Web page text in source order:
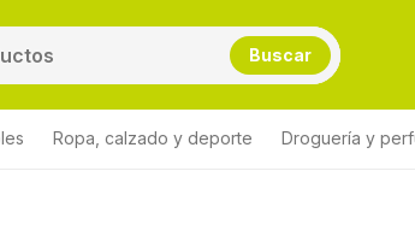
Buscar
Ropa, calzado y deporte Droguería y